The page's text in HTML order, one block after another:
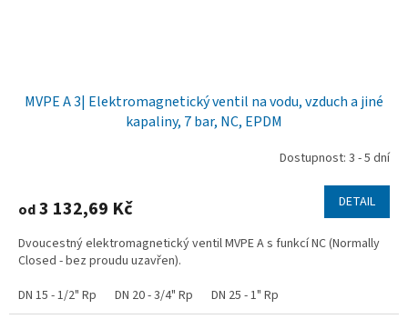
MVPE A 3| Elektromagnetický ventil na vodu, vzduch a jiné
kapaliny, 7 bar, NC, EPDM
Dostupnost: 3 - 5 dní
od3 132,69 Kč DETAIL
Dvoucestný elektromagnetický ventil MVPE A s funkcí NC (Normally
Closed - bez proudu uzavřen).
DN 15 - 1/2" Rp
DN 20 - 3/4" Rp DN 25 - 1" Rp